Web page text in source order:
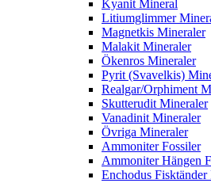
Kyanit Mineral
Litiumglimmer
Magnetkis Mineraler
Malakit Mineraler
Ökenros Mineraler
Pyrit (Svavelkis)
Realgar/Orphiment
Skutterudit Mineraler
Vanadinit Mineraler
Övriga Mineraler
Ammoniter Fossiler
Ammoniter Hängen
Enchodus Fisktänder